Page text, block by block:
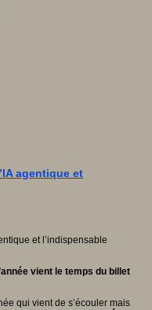
agentique et
vient le temps du billet
qui vient de s’écouler mais